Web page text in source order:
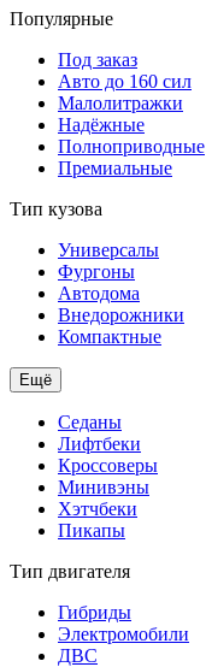
Популярные
Под заказ
Авто до 160 сил
Малолитражки
Надёжные
Полноприводные
Премиальные
Тип кузова
Универсалы
Фургоны
Автодома
Внедорожники
Компактные
Ещё
Седаны
Лифтбеки
Кроссоверы
Минивэны
Хэтчбеки
Пикапы
Тип двигателя
Гибриды
Электромобили
ДВС